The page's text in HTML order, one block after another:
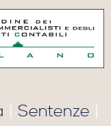
| Sentenze |